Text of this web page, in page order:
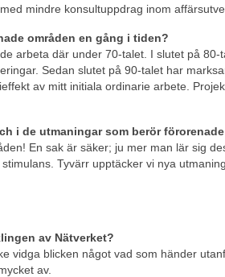
mindre konsultuppdrag inom
områden en gång i tiden?
arbeta där under 70-talet. I slutet på 80-
Sedan slutet på 90-talet har
av mitt initiala ordinarie arbete.
i de utmaningar som berör
En sak är säker; ju mer man lär sig
Tyvärr upptäcker vi nya
av Nätverket?
vidga blicken något vad som händer
av.